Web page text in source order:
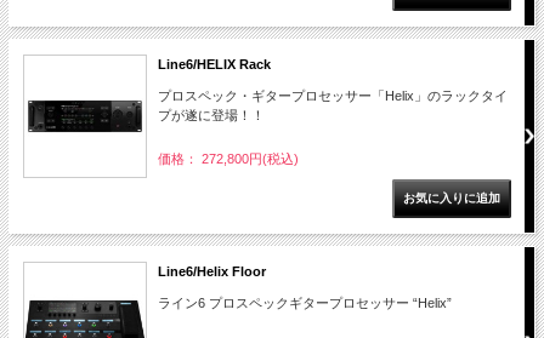
Line6/HELIX Rack
プロスペック・ギタープロセッサー「Helix」のラックタイ
プが遂に登場！！
価格： 272,800円(税込)
Line6/Helix Floor
ライン6 プロスペックギタープロセッサー “Helix”